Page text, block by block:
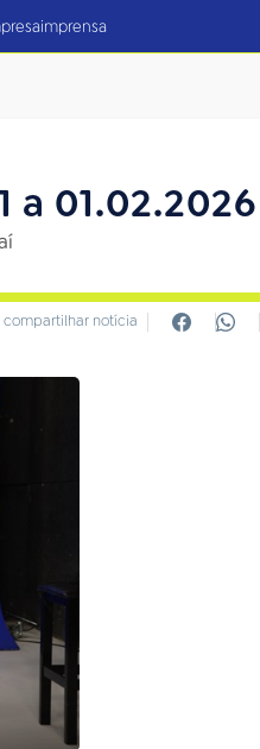
imprensa
a 01.02.2026
compartilhar notícia